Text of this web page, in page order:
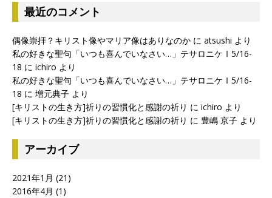
最近のコメント
偶像崇拝？キリスト像やマリア像はありなのか に atsushi より
私の好きな聖句「いつも喜んでいなさい…」テサロニケⅠ5/16-
18 に ichiro より
私の好きな聖句「いつも喜んでいなさい…」テサロニケⅠ5/16-
18 に 増元典子 より
[キリストの生き方]祈りの習慣化と感謝の祈り に ichiro より
[キリストの生き方]祈りの習慣化と感謝の祈り に 豊嶋 京子 より
アーカイブ
2021年1月 (21)
2016年4月 (1)